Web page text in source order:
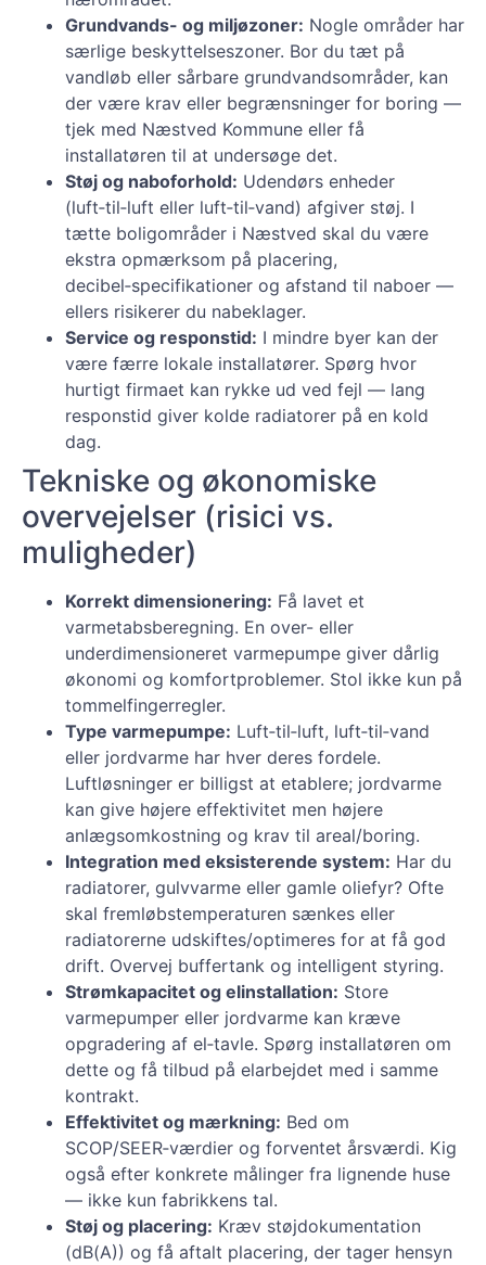
Grundvands- og miljøzoner: Nogle områder har
særlige beskyttelseszoner. Bor du tæt på
vandløb eller sårbare grundvandsområder, kan
der være krav eller begrænsninger for boring —
tjek med Næstved Kommune eller få
installatøren til at undersøge det.
Støj og naboforhold: Udendørs enheder
(luft‑til‑luft eller luft‑til‑vand) afgiver støj. I
tætte boligområder i Næstved skal du være
ekstra opmærksom på placering,
decibel‑specifikationer og afstand til naboer —
ellers risikerer du nabeklager.
Service og responstid: I mindre byer kan der
være færre lokale installatører. Spørg hvor
hurtigt firmaet kan rykke ud ved fejl — lang
responstid giver kolde radiatorer på en kold
dag.
Tekniske og økonomiske
overvejelser (risici vs.
muligheder)
Korrekt dimensionering: Få lavet et
varmetabsberegning. En over- eller
underdimensioneret varmepumpe giver dårlig
økonomi og komfortproblemer. Stol ikke kun på
tommelfingerregler.
Type varmepumpe: Luft‑til‑luft, luft‑til‑vand
eller jordvarme har hver deres fordele.
Luftløsninger er billigst at etablere; jordvarme
kan give højere effektivitet men højere
anlægsomkostning og krav til areal/boring.
Integration med eksisterende system: Har du
radiatorer, gulvvarme eller gamle oliefyr? Ofte
skal fremløbstemperaturen sænkes eller
radiatorerne udskiftes/optimeres for at få god
drift. Overvej buffertank og intelligent styring.
Strømkapacitet og elinstallation: Store
varmepumper eller jordvarme kan kræve
opgradering af el‑tavle. Spørg installatøren om
dette og få tilbud på elarbejdet med i samme
kontrakt.
Effektivitet og mærkning: Bed om
SCOP/SEER‑værdier og forventet årsværdi. Kig
også efter konkrete målinger fra lignende huse
— ikke kun fabrikkens tal.
Støj og placering: Kræv støjdokumentation
(dB(A)) og få aftalt placering, der tager hensyn